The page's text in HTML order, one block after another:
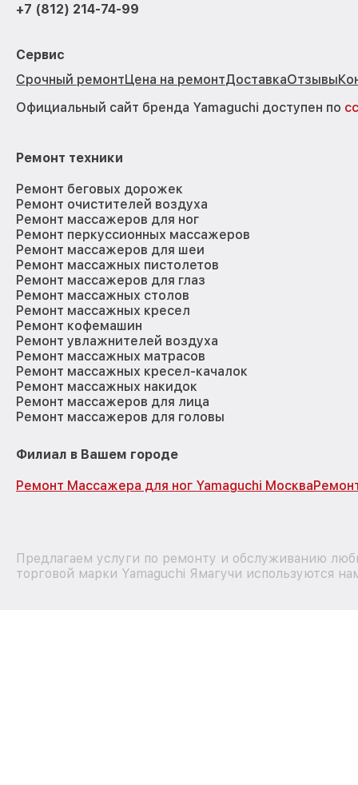
+7 (812) 214-74-99
Сервис
Срочный ремонтЦена на ремонтДоставкаОтзывы
Официальный сайт бренда Yamaguchi доступен по
Ремонт техники
Ремонт беговых дорожек
Ремонт очистителей воздуха
Ремонт массажеров для ног
Ремонт перкуссионных массажеров
Ремонт массажеров для шеи
Ремонт массажных пистолетов
Ремонт массажеров для глаз
Ремонт массажных столов
Ремонт массажных кресел
Ремонт кофемашин
Ремонт увлажнителей воздуха
Ремонт массажных матрасов
Ремонт массажных кресел-качалок
Ремонт массажных накидок
Ремонт массажеров для лица
Ремонт массажеров для головы
Филиал в Вашем городе
Ремонт Массажера для ног Yamaguchi Москва
Предлагаем услуги по ремонту и обслуживанию
торговой марки Yamaguchi Ямагучи используются